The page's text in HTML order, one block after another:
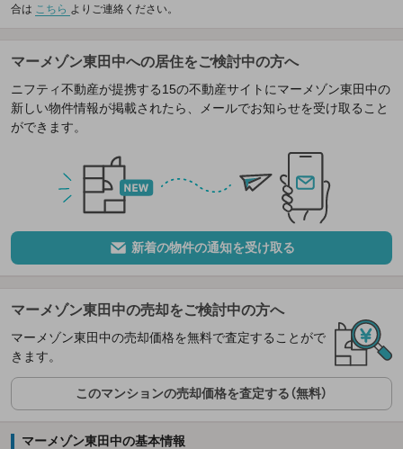
合は こちら よりご連絡ください。
マーメゾン東田中への居住をご検討中の方へ
ニフティ不動産が提携する15の不動産サイトにマーメゾン東田中の
新しい物件情報が掲載されたら、メールでお知らせを受け取ること
ができます。
新着の物件の通知を受け取る
マーメゾン東田中の売却をご検討中の方へ
マーメゾン東田中の売却価格を無料で査定することがで
きます。
このマンションの売却価格を査定する（無料）
マーメゾン東田中の基本情報